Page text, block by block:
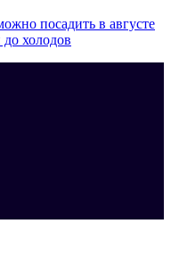
посадить в августе
до холодов